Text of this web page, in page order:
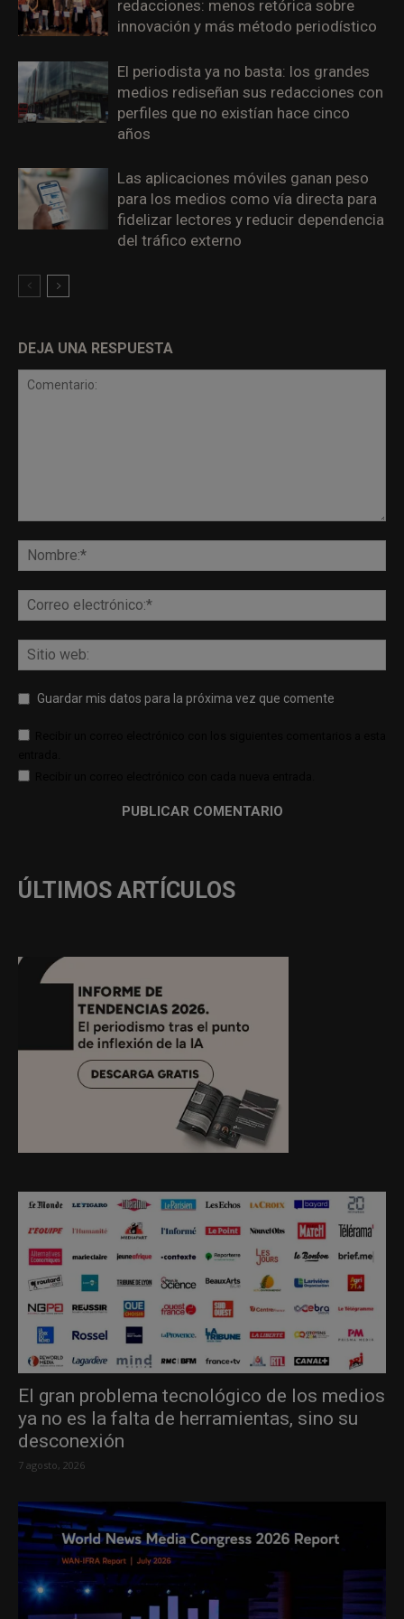
redacciones: menos retórica sobre
innovación y más método periodístico
El periodista ya no basta: los grandes
medios rediseñan sus redacciones con
perfiles que no existían hace cinco
años
Las aplicaciones móviles ganan peso
para los medios como vía directa para
fidelizar lectores y reducir dependencia
del tráfico externo
DEJA UNA RESPUESTA
Guardar mis datos para la próxima vez que comente
ÚLTIMOS ARTÍCULOS
El gran problema tecnológico de los medios
ya no es la falta de herramientas, sino su
desconexión
7 agosto, 2026